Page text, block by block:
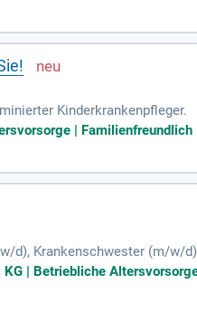
Kinderkrankenpfleger.
| Familienfreundlich
d), Krankenschwester (m/w/
3-Schicht-System;
| Betriebliche